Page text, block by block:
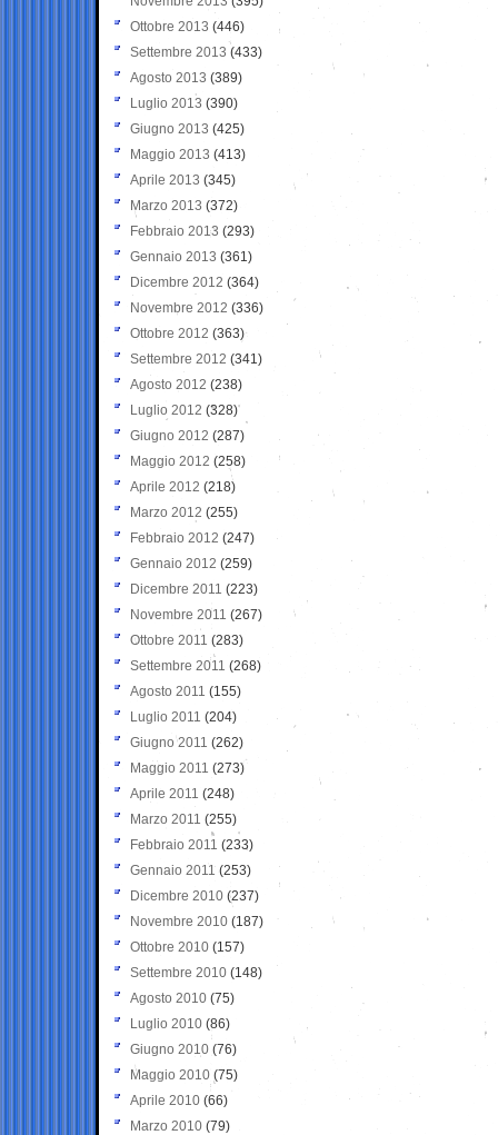
Ottobre 2013 (446)
Settembre 2013 (433)
Agosto 2013 (389)
Luglio 2013 (390)
Giugno 2013 (425)
Maggio 2013 (413)
Aprile 2013 (345)
Marzo 2013 (372)
Febbraio 2013 (293)
Gennaio 2013 (361)
Dicembre 2012 (364)
Novembre 2012 (336)
Ottobre 2012 (363)
Settembre 2012 (341)
Agosto 2012 (238)
Luglio 2012 (328)
Giugno 2012 (287)
Maggio 2012 (258)
Aprile 2012 (218)
Marzo 2012 (255)
Febbraio 2012 (247)
Gennaio 2012 (259)
Dicembre 2011 (223)
Novembre 2011 (267)
Ottobre 2011 (283)
Settembre 2011 (268)
Agosto 2011 (155)
Luglio 2011 (204)
Giugno 2011 (262)
Maggio 2011 (273)
Aprile 2011 (248)
Marzo 2011 (255)
Febbraio 2011 (233)
Gennaio 2011 (253)
Dicembre 2010 (237)
Novembre 2010 (187)
Ottobre 2010 (157)
Settembre 2010 (148)
Agosto 2010 (75)
Luglio 2010 (86)
Giugno 2010 (76)
Maggio 2010 (75)
Aprile 2010 (66)
Marzo 2010 (79)